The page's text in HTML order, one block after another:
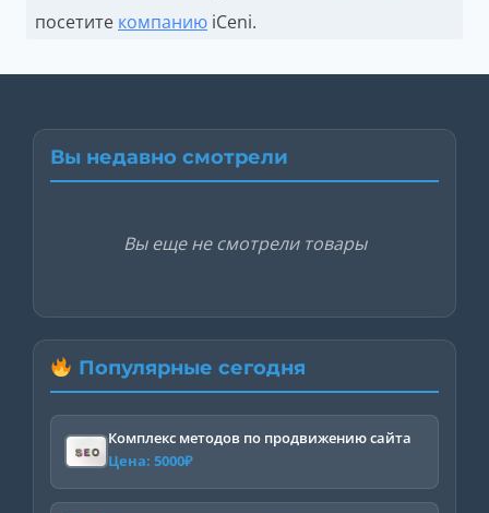
посетите компанию iCeni.
Вы недавно смотрели
Вы еще не смотрели товары
Популярные сегодня
Комплекс методов по продвижению сайта
Цена: 5000₽